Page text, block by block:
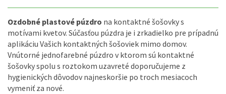
Ozdobné plastové púzdro na kontaktné šošovky s
motívami kvetov. Súčasťou púzdra je i zrkadielko pre prípadnú
aplikáciu Vašich kontaktných šošoviek mimo domov.
Vnútorné jednofarebné púzdro v ktorom sú kontaktné
šošovky spolu s roztokom uzavreté doporučujeme z
hygienických dôvodov najneskoršie po troch mesiacoch
vymeniť za nové.